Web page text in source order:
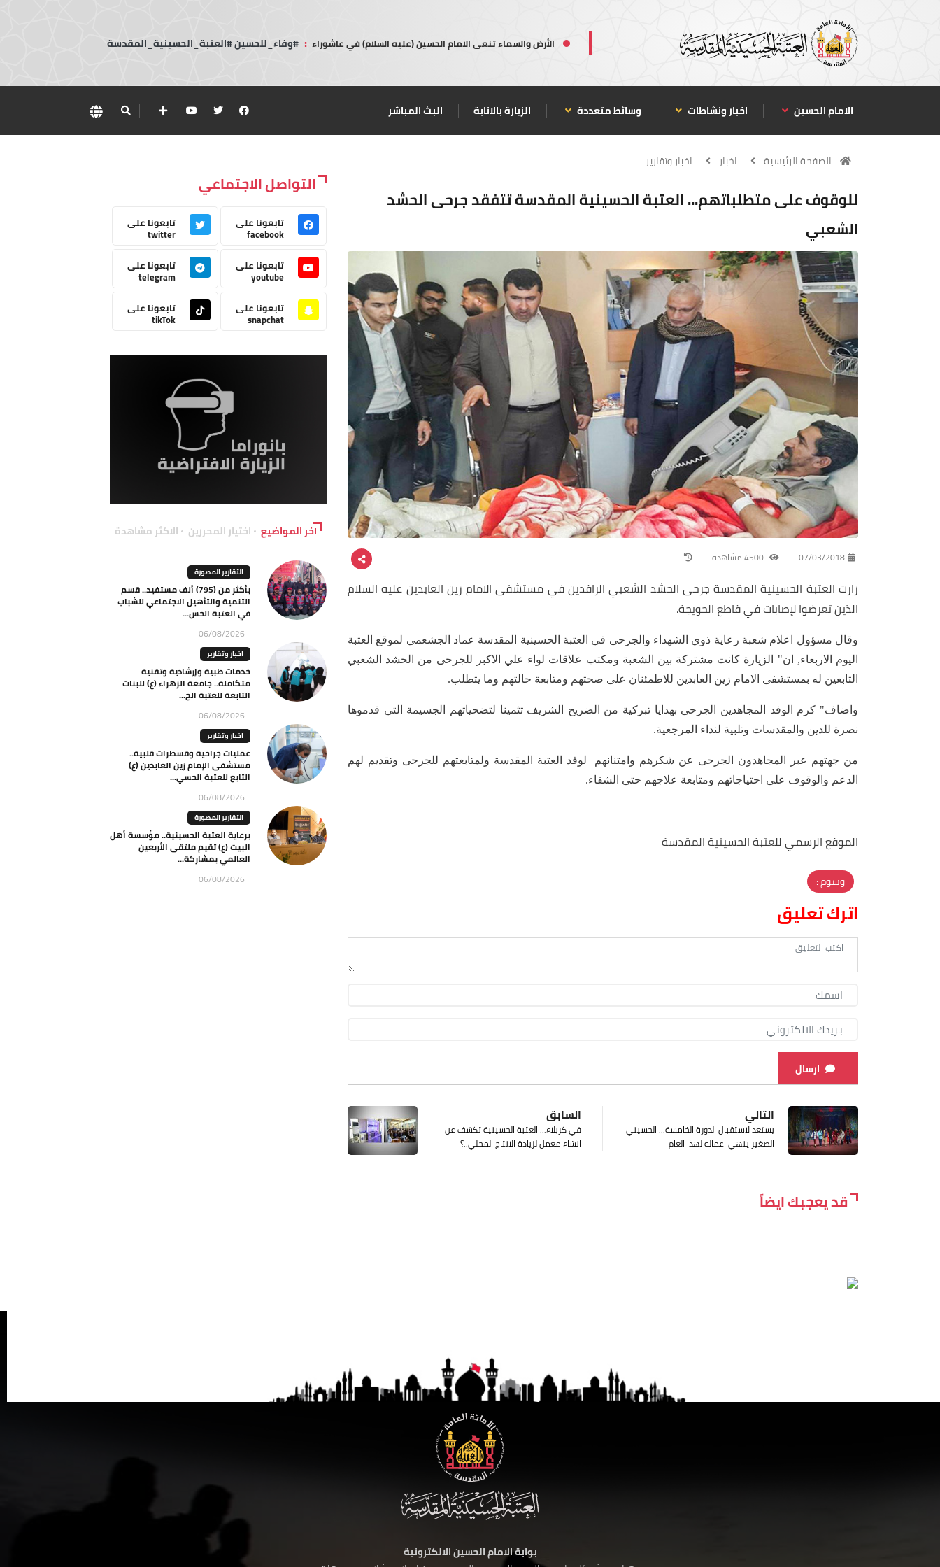
الأرض والسماء تنعى الامام الحسين (عليه السلام) في عاشوراء : #وفاء_للحسين #العتبة_الحسينية_المقدسة
الامام الحسين اخبار ونشاطات وسائط متعددة الزيارة بالانابة البث المباشر
الصفحة الرئيسية اخبار اخبار وتقارير
للوقوف على متطلباتهم... العتبة الحسينية المقدسة تتفقد جرحى الحشد
الشعبي
07/03/2018
زارت العتبة الحسينية المقدسة جرحى الحشد الشعبي الراقدين في مستشفى الامام زين العابدين عليه السلام
الذين تعرضوا لإصابات في قاطع الحويجة.
وقال مسؤول اعلام شعبة رعاية ذوي الشهداء والجرحى في العتبة الحسينية المقدسة عماد الجشعمي لموقع العتبة
اليوم الاربعاء, ان" الزيارة كانت مشتركة بين الشعبة ومكتب علاقات لواء علي الاكبر للجرحى من الحشد الشعبي
التابعين له بمستشفى الامام زين العابدين للاطمئنان على صحتهم ومتابعة حالتهم وما يتطلب.
واضاف" كرم الوفد المجاهدين الجرحى بهدايا تبركية من الضريح الشريف تثمينا لتضحياتهم الجسيمة التي قدموها
نصرة للدين والمقدسات وتلبية لنداء المرجعية.
من جهتهم عبر المجاهدون الجرحى عن شكرهم وامتنانهم لوفد العتبة المقدسة ولمتابعتهم للجرحى وتقديم لهم
الدعم والوقوف على احتياجاتهم ومتابعة علاجهم حتى الشفاء.
الموقع الرسمي للعتبة الحسينية المقدسة
وسوم :
اترك تعليق
ارسال
السابق
في كربلاء... العتبة الحسينية تكشف عن
انشاء معمل لزيادة الانتاج المحلي..؟
التالي
يستعد لاستقبال الدورة الخامسة... الحسيني
الصغير ينهي اعماله لهذا العام
قد يعجبك ايضاً
التواصل الاجتماعي
تابعونا على
facebook
تابعونا على
twitter
تابعونا على
youtube
تابعونا على
telegram
تابعونا على
snapchat
تابعونا على
tikTok
آخر المواضيع اختيار المحررين الاكثر مشاهدة
التقارير المصورة
بأكثر من (795) ألف مستفيد.. قسم
التنمية والتأهيل الاجتماعي للشباب
في العتبة الحس...
06/08/2026
اخبار وتقارير
خدمات طبية وإرشادية وتقنية
متكاملة.. جامعة الزهراء (ع) للبنات
التابعة للعتبة الح...
06/08/2026
اخبار وتقارير
عمليات جراحية وقسطرات قلبية..
مستشفى الإمام زين العابدين (ع)
التابع للعتبة الحسي...
06/08/2026
التقارير المصورة
برعاية العتبة الحسينية.. مؤسسة أهل
البيت (ع) تقيم ملتقى الأربعين
العالمي بمشاركة...
06/08/2026
بوابة الامام الحسين الالكترونية